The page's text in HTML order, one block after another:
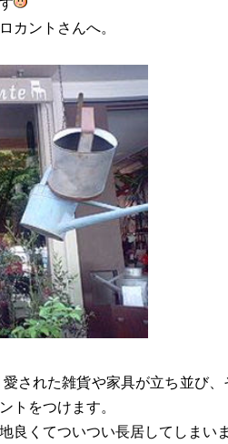
カントさんへ。
された雑貨や家具が立ち並び、
トをつけます。
良くてついつい長居してしまい